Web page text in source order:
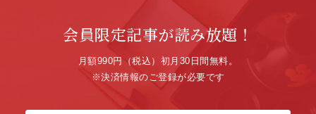
会員限定記事が読み放題！
月額990円（税込）初月30日間無料。
※決済情報のご登録が必要です